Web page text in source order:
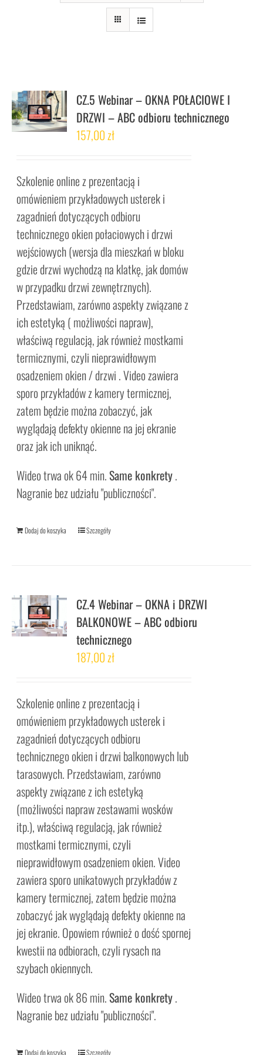
CZ.5 Webinar – OKNA POŁACIOWE I
DRZWI – ABC odbioru technicznego
157,00zł
Szkolenie online z prezentacją i
omówieniem przykładowych usterek i
zagadnień dotyczących odbioru
technicznego okien połaciowych i drzwi
wejściowych (wersja dla mieszkań w bloku
gdzie drzwi wychodzą na klatkę, jak domów
w przypadku drzwi zewnętrznych).
Przedstawiam, zarówno aspekty związane z
ich estetyką ( możliwości napraw),
właściwą regulacją, jak również mostkami
termicznymi, czyli nieprawidłowym
osadzeniem okien / drzwi . Video zawiera
sporo przykładów z kamery termicznej,
zatem będzie można zobaczyć, jak
wyglądają defekty okienne na jej ekranie
oraz jak ich uniknąć.
Wideo trwa ok 64 min.Same konkrety.
Nagranie bez udziału "publiczności".
Dodaj do koszyka Szczegóły
CZ.4 Webinar – OKNA i DRZWI
BALKONOWE – ABC odbioru
technicznego
187,00zł
Szkolenie online z prezentacją i
omówieniem przykładowych usterek i
zagadnień dotyczących odbioru
technicznego okien i drzwi balkonowych lub
tarasowych. Przedstawiam, zarówno
aspekty związane z ich estetyką
(możliwości napraw zestawami wosków
itp.), właściwą regulacją, jak również
mostkami termicznymi, czyli
nieprawidłowym osadzeniem okien. Video
zawiera sporo unikatowych przykładów z
kamery termicznej, zatem będzie można
zobaczyć jak wyglądają defekty okienne na
jej ekranie. Opowiem również o dość spornej
kwestii na odbiorach, czyli rysach na
szybach okiennych.
Wideo trwa ok 86 min.Same konkrety.
Nagranie bez udziału "publiczności".
Dodaj do koszyka Szczegóły